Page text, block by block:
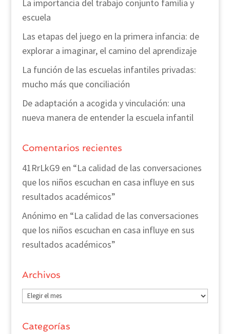
La importancia del trabajo conjunto familia y
escuela
Las etapas del juego en la primera infancia: de
explorar a imaginar, el camino del aprendizaje
La función de las escuelas infantiles privadas:
mucho más que conciliación
De adaptación a acogida y vinculación: una
nueva manera de entender la escuela infantil
Comentarios recientes
41RrLkG9en “La calidad de las conversaciones
que los niños escuchan en casa influye en sus
resultados académicos”
Anónimo en “La calidad de las conversaciones
que los niños escuchan en casa influye en sus
resultados académicos”
Archivos
Archivos
Categorías